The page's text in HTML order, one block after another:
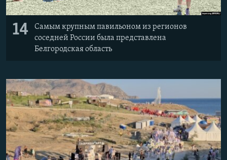
14
Самым крупным павильоном из регионов
соседней России была представлена
Белгородская область